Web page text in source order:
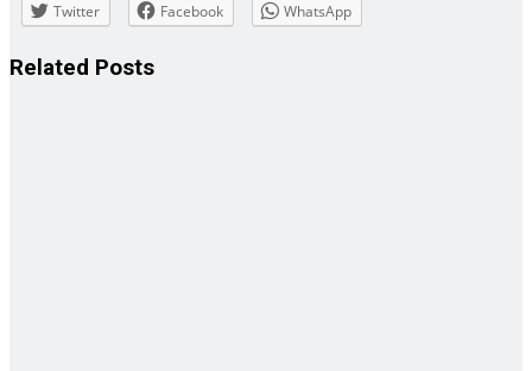
Twitter Facebook WhatsApp
Related Posts